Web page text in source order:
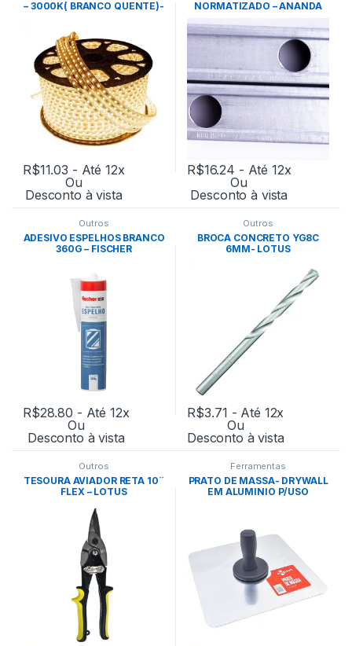
– 3000K( BRANCO QUENTE)-
R$11.03 - Até 12x
Ou
Desconto à vista
NORMATIZADO – ANANDA
R$16.24 - Até 12x
Ou
Desconto à vista
Outros
ADESIVO ESPELHOS BRANCO
360G – FISCHER
R$28.80 - Até 12x
Ou
Desconto à vista
Outros
BROCA CONCRETO YG8C
6MM- LOTUS
R$3.71 - Até 12x
Ou
Desconto à vista
Outros
TESOURA AVIADOR RETA 10´´
FLEX – LOTUS
Ferramentas
PRATO DE MASSA- DRYWALL
EM ALUMINIO P/USO